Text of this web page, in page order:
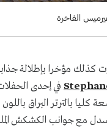
الفاخرة
كذلك مؤخرا بإطلالة
في إحدى
كليا بالترتر البراق
مع جوانب الكشكش